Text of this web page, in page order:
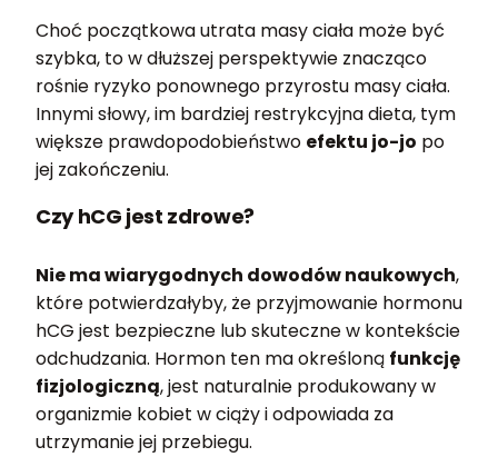
Choć początkowa utrata masy ciała może być
szybka, to w dłuższej perspektywie znacząco
rośnie ryzyko ponownego przyrostu masy ciała.
Innymi słowy, im bardziej restrykcyjna dieta, tym
większe prawdopodobieństwo efektu jo-jo po
jej zakończeniu.
Czy hCG jest zdrowe?
Nie ma wiarygodnych dowodów naukowych,
które potwierdzałyby, że przyjmowanie hormonu
hCG jest bezpieczne lub skuteczne w kontekście
odchudzania. Hormon ten ma określoną funkcję
fizjologiczną, jest naturalnie produkowany w
organizmie kobiet w ciąży i odpowiada za
utrzymanie jej przebiegu.